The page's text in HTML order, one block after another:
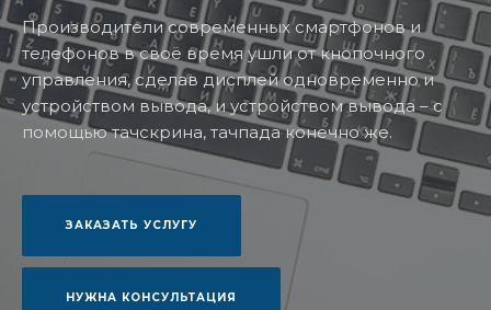
Производители современных смартфонов и
телефонов в своё время ушли от кнопочного
управления, сделав дисплей одновременно и
устройством вывода, и устройством вывода – с
помощью тачскрина, тачпада конечно же.
ЗАКАЗАТЬ УСЛУГУ
НУЖНА КОНСУЛЬТАЦИЯ